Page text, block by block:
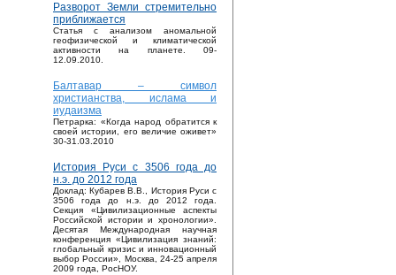
Разворот Земли стремительно
приближается
Статья с анализом аномальной
геофизической и климатической
активности на планете. 09-
12.09.2010.
Балтавар – символ
христианства, ислама и
иудаизма
Петрарка: «Когда народ обратится к
своей истории, его величие оживет»
30-31.03.2010
История Руси с 3506 года до
н.э. до 2012 года
Доклад: Кубарев В.В., История Руси с
3506 года до н.э. до 2012 года.
Секция «Цивилизационные аспекты
Российской истории и хронологии».
Десятая Международная научная
конференция «Цивилизация знаний:
глобальный кризис и инновационный
выбор России», Москва, 24-25 апреля
2009 года, РосНОУ.